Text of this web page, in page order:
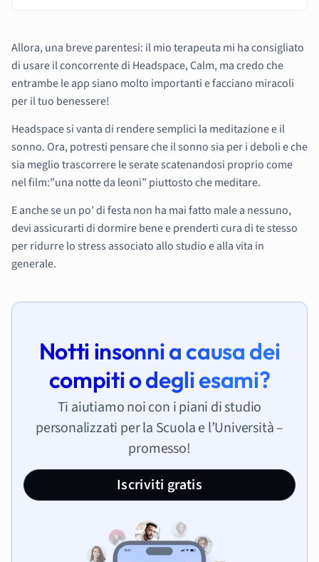
Allora, una breve parentesi: il mio terapeuta mi ha consigliato
di usare il concorrente di Headspace, Calm, ma credo che
entrambe le app siano molto importanti e facciano miracoli
per il tuo benessere!
Headspace si vanta di rendere semplici la meditazione e il
sonno. Ora, potresti pensare che il sonno sia per i deboli e che
sia meglio trascorrere le serate scatenandosi proprio come
nel film:”una notte da leoni” piuttosto che meditare.
E anche se un po’ di festa non ha mai fatto male a nessuno,
devi assicurarti di dormire bene e prenderti cura di te stesso
per ridurre lo stress associato allo studio e alla vita in
generale.
Notti insonni a causa dei
compiti o degli esami?
Ti aiutiamo noi con i piani di studio
personalizzati per la Scuola e l’Università –
promesso!
Iscriviti gratis